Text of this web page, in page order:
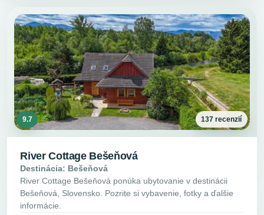
9.7 137 recenzií
River Cottage Bešeňová
Destinácia: Bešeňová
River Cottage Bešeňová ponúka ubytovanie v destinácii
Bešeňová, Slovensko. Pozrite si vybavenie, fotky a ďalšie
informácie.